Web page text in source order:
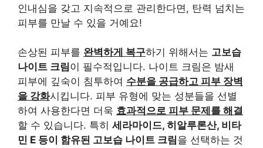
인내심을 갖고 지속적으로 관리한다면, 탄력 넘치는
피부를 만날 수 있을 거예요!
손상된 피부를 완벽하게 복구하기 위해서는 고보습
나이트 크림이 필수적입니다. 나이트 크림은 밤새
피부에 깊숙이 침투하여 수분을 공급하고 피부 장벽
을 강화시킵니다. 피부 유형에 맞는 성분들을 선별
하여 사용한다면 더욱 효과적으로 피부 문제를 해결
할 수 있습니다. 특히 세라마이드, 히알루론산, 비타
민 E 등이 함유된 고보습 나이트 크림을 선택하는 것